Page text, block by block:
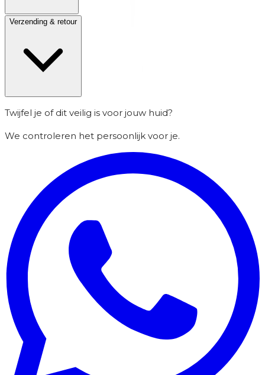
Verzending & retour
Twijfel je of dit veilig is voor jouw huid?
We controleren het persoonlijk voor je.